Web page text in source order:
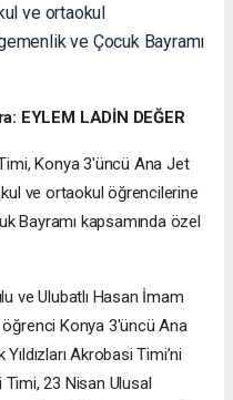
ve ortaokul
ve Çocuk Bayramı
EYLEM LADİN DEĞER
Konya 3'üncü Ana Jet
ve ortaokul öğrencilerine
Bayramı kapsamında özel
ve Ulubatlı Hasan İmam
öğrenci Konya 3'üncü Ana
Akrobasi Timi’ni
Timi, 23 Nisan Ulusal